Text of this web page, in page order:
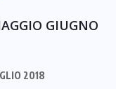
GIUGNO
2018